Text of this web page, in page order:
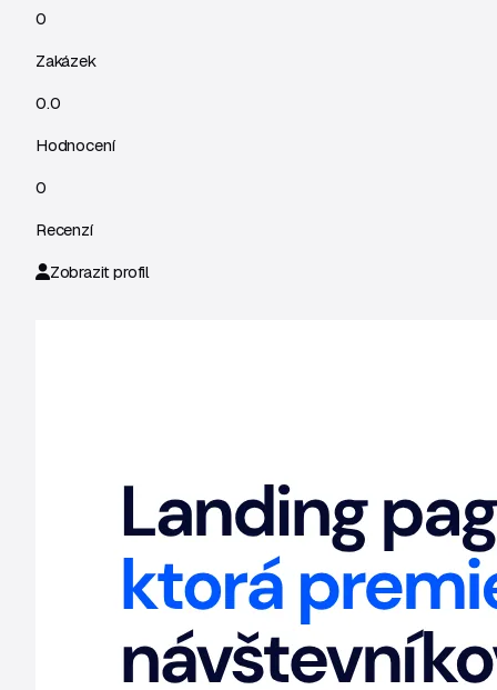
0
Zakázek
0.0
Hodnocení
0
Recenzí
Zobrazit profil